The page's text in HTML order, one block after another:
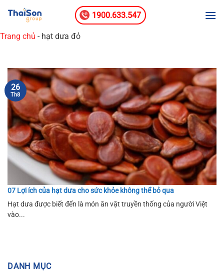
qua
nội
dung
1900.633.547
Trang chủ - hạt dưa đỏ
07 Lợi ích của hạt dưa cho sức khỏe không thể bỏ qua
Hạt dưa được biết đến là món ăn vặt truyền thống của người Việt
vào...
26
Th8
DANH MỤC